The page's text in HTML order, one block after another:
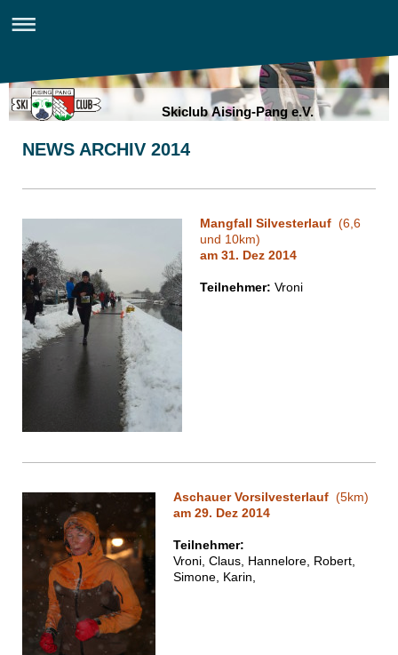
Skiclub Aising-Pang e.V.
NEWS ARCHIV 2014
Mangfall Silvesterlauf (6,6
und 10km)
am 31. Dez 2014
Teilnehmer: Vroni
Aschauer Vorsilvesterlauf (5km)
am 29. Dez 2014
Teilnehmer:
Vroni, Claus, Hannelore, Robert,
Simone, Karin,